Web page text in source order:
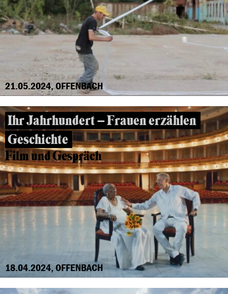
21.05.2024, OFFENBACH
Ihr Jahrhundert – Frauen erzählen
Geschichte
Film und Gespräch
18.04.2024, OFFENBACH